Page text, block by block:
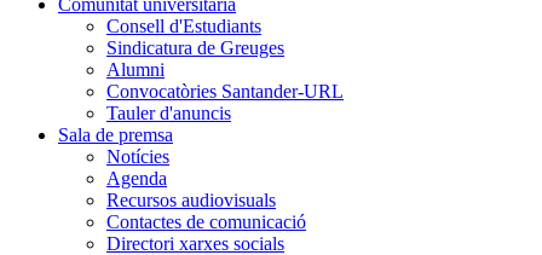
Consell d'Estudiants
Sindicatura de Greuges
Alumni
Convocatòries Santander-URL
Tauler d'anuncis
Sala de premsa
Notícies
Agenda
Recursos audiovisuals
Contactes de comunicació
Directori xarxes socials